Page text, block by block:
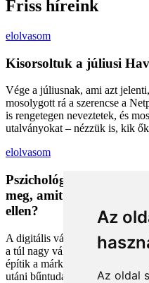
Az
Az oldal
Friss híreink
elolvasom
Kisorsoltuk a júliusi
Vége a júliusnak, ami azt
mosolygott rá a szerencse a
is rengetegen neveztetek, és
utalványokat – nézzük is, kik
elolvasom
Pszichológiai trükkök a
meg, amit megveszünk,
ellen?
A digitális vásárlás kényelmes,
a túl nagy választéktól a
építik a márkák a bizalmadat
utáni bűntudatot tudatos